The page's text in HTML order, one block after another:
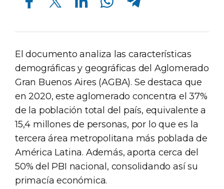
El documento analiza las características
demográficas y geográficas del Aglomerado
Gran Buenos Aires (AGBA). Se destaca que
en 2020, este aglomerado concentra el 37%
de la población total del país, equivalente a
15,4 millones de personas, por lo que es la
tercera área metropolitana más poblada de
América Latina. Además, aporta cerca del
50% del PBI nacional, consolidando así su
primacía económica.